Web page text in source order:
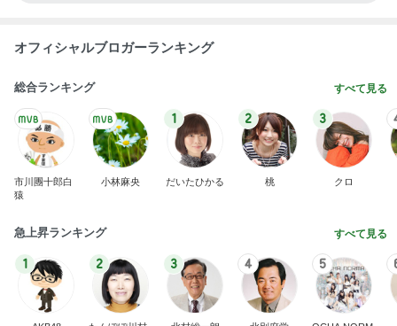
オフィシャルブロガーランキング
総合ランキング すべて見る
市川團十郎白
猿
小林麻央
1
だいたひかる
2
桃
3
クロ
急上昇ランキング すべて見る
1 2 3 4 5